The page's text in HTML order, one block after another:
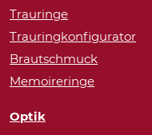
Trauringe
Trauringkonfigurator
Brautschmuck
Memoireringe
Optik